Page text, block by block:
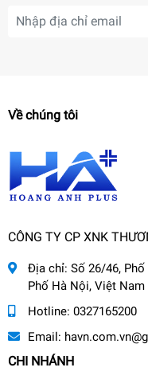
Về chúng tôi
CÔNG TY CP XNK
Địa chỉ: Số 26/46,
Phố Hà Nội, Việt Nam
Hotline: 0327165200
Email:
CHI NHÁNH